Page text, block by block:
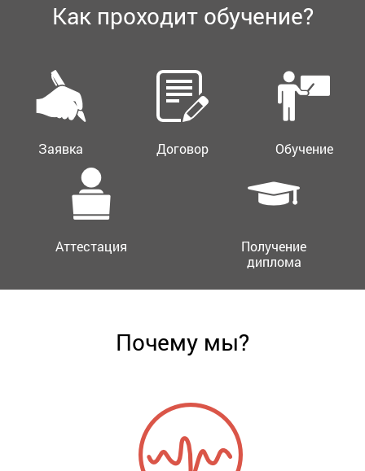
Как проходит обучение?
Заявка Договор Обучение
Аттестация
Получение
диплома
Почему мы?